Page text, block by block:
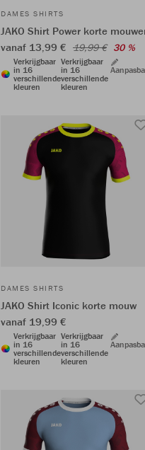
DAMES SHIRTS
JAKO Shirt Power korte
vanaf 13,99 € 19,99 € 30 %
Verkrijgbaar
in 16
verschillende
kleuren
Verkrijgbaar
in 16
verschillende
kleuren
DAMES SHIRTS
JAKO Shirt Iconic korte mouw
vanaf 19,99 €
Verkrijgbaar
in 16
verschillende
kleuren
Verkrijgbaar
in 16
verschillende
kleuren